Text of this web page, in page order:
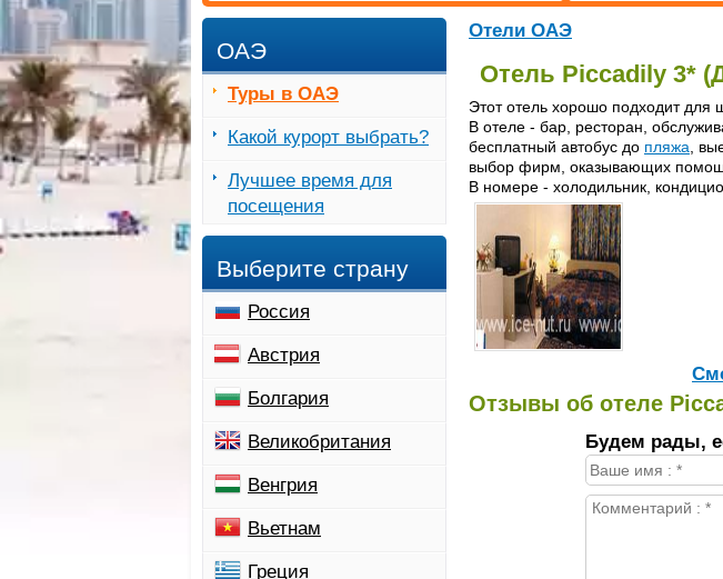
Отели ОАЭ
Отель Piccadily 3*
Этот отель хорошо подходит для
В отеле - бар, ресторан,
бесплатный автобус до пляжа ,
выбор фирм, оказывающих
В номере - холодильник,
Отзывы об отеле
Будем рады,
ОАЭ
Туры в ОАЭ
Какой курорт выбрать?
Лучшее время для
посещения
Выберите страну
Россия
Австрия
Болгария
Великобритания
Венгрия
Вьетнам
Греция